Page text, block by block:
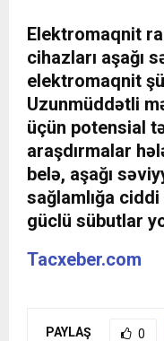
Elektromaqnit
cihazları aşağı
elektromaqnit
Uzunmüddətli
üçün potensial
araşdırmalar
belə, aşağı
sağlamlığa
güclü sübutlar
Tacxeber.com
PAYLAŞ 0